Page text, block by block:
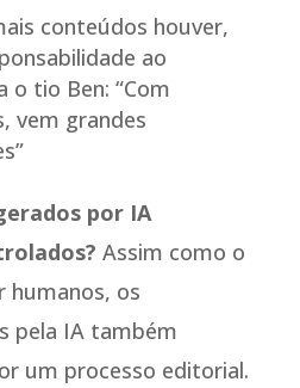
conteúdos houver,
ao
o tio Ben: “Com
vem grandes
por IA
Assim como o
humanos, os
pela IA também
um processo editorial.